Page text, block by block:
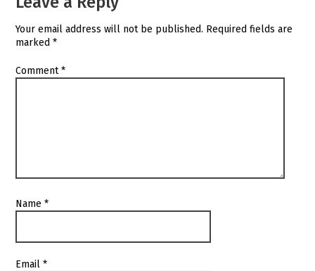
Your email address will not be published. Required fields are
marked*
Comment*
Name*
Email*